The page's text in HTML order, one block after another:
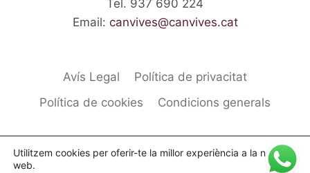
Tel. 937 690 224
Email: canvives@canvives.cat
Avís Legal
Política de privacitat
Política de cookies
Condicions generals
Utilitzem cookies per oferir-te la millor experiència a la nostra
web.